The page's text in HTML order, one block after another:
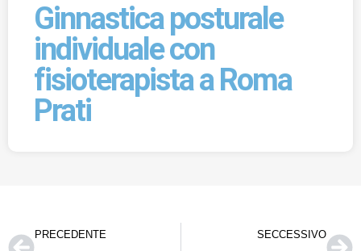
Ginnastica posturale
individuale con
fisioterapista a Roma
Prati
PRECEDENTE SECCESSIVO